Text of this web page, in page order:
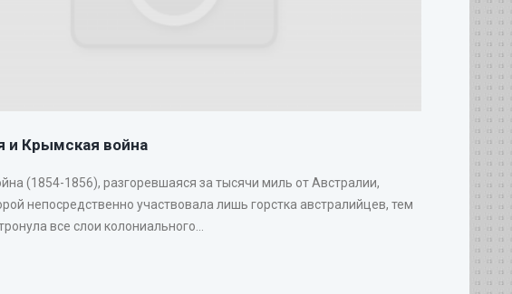
и Крымская война
(1854-1856), разгоревшаяся за тысячи миль от Австралии,
непосредственно участвовала лишь горстка австралийцев, тем
все слои колониального...